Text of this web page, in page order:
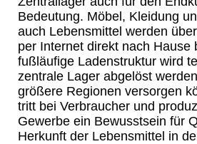
Bedeutung. Möbel, Kleidung
auch Lebensmittel werden
per Internet direkt nach Hause
fußläufige Ladenstruktur wird
zentrale Lager abgelöst
größere Regionen versorgen
tritt bei Verbraucher und
Gewerbe ein Bewusstsein für
Herkunft der Lebensmittel in